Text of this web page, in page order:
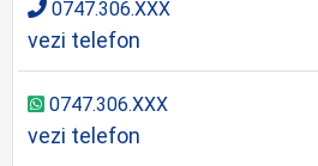
0747.306.XXX
vezi telefon
0747.306.XXX
vezi telefon